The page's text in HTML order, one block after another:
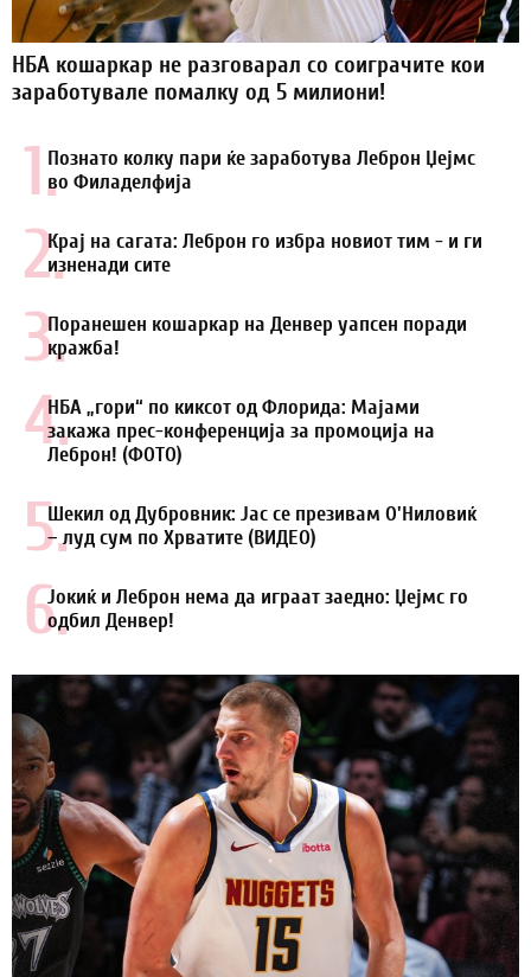
НБА кошаркар не разговарал со соиграчите кои
заработувале помалку од 5 милиони!
1.Познато колку пари ќе заработува Леброн Џејмс
во Филаделфија
2.Крај на сагата: Леброн го избра новиот тим - и ги
изненади сите
3.Поранешен кошаркар на Денвер уапсен поради
кражба!
4.НБА „гори“ по киксот од Флорида: Мајами
закажа прес-конференција за промоција на
Леброн! (ФОТО)
5.Шекил од Дубровник: Јас се презивам О'Ниловиќ
– луд сум по Хрватите (ВИДЕО)
6.Јокиќ и Леброн нема да играат заедно: Џејмс го
одбил Денвер!